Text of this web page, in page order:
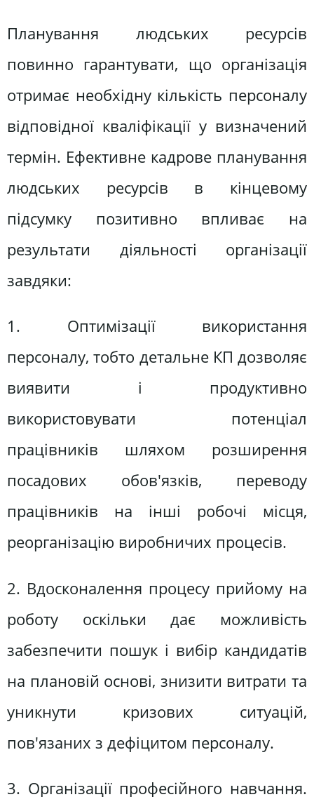
Планування людських ресурсів
повинно гарантувати, що організація
отримає необхідну кількість персоналу
відповідної кваліфікації у визначений
термін. Ефективне кадрове планування
людських ресурсів в кінцевому
підсумку позитивно впливає на
результати діяльності організації
завдяки:
1. Оптимізації використання
персоналу, тобто детальне КП дозволяє
виявити і продуктивно
використовувати потенціал
працівників шляхом розширення
посадових обов'язків, переводу
працівників на інші робочі місця,
реорганізацію виробничих процесів.
2. Вдосконалення процесу прийому на
роботу оскільки дає можливість
забезпечити пошук і вибір кандидатів
на плановій основі, знизити витрати та
уникнути кризових ситуацій,
пов'язаних з дефіцитом персоналу.
3. Організації професійного навчання.